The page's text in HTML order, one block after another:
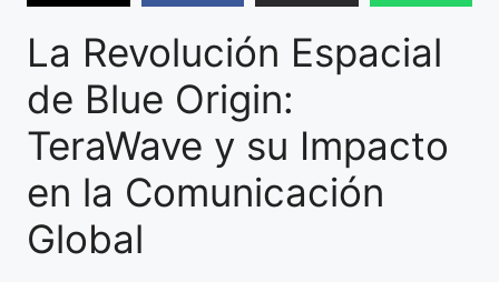
La Revolución Espacial
de Blue Origin:
TeraWave y su Impacto
en la Comunicación
Global